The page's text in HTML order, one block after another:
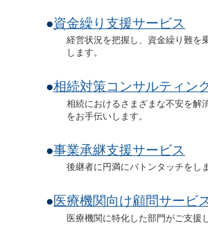
●資金繰り支援サービス
経営状況を把握し、資金繰り難を
します。
●相続対策コンサルティン
相続におけるさまざまな不安を解
をお手伝いします。
●事業承継支援サービス
後継者に円満にバトンタッチをし
● 医療機関向け顧問サービ
医療機関に特化した部門がご支援